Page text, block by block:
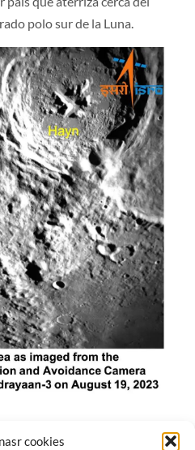
cookies
polo sur de la Luna.